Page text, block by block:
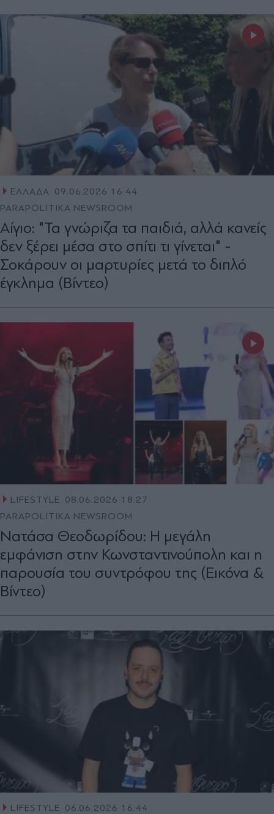
ΕΛΛΑΔΑ 09.06.2026 16:44
PARAPOLITIKA NEWSROOM
Αίγιο: "Τα γνώριζα τα παιδιά, αλλά κανείς
δεν ξέρει μέσα στο σπίτι τι γίνεται" -
Σοκάρουν οι μαρτυρίες μετά το διπλό
έγκλημα (Βίντεο)
LIFESTYLE 08.06.2026 18:27
PARAPOLITIKA NEWSROOM
Νατάσα Θεοδωρίδου: Η μεγάλη
εμφάνιση στην Κωνσταντινούπολη και η
παρουσία του συντρόφου της (Εικόνα &
Βίντεο)
LIFESTYLE
06.06.2026 16:44